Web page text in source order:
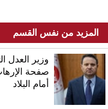
المزيد من نفس القسم
وزير العدل
صفحة
أمام البلاد